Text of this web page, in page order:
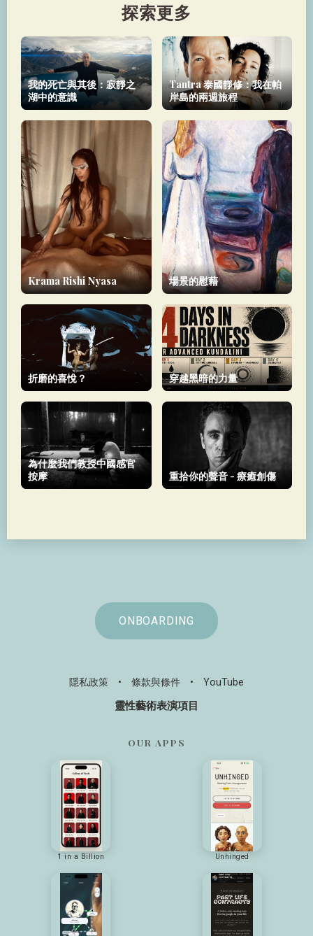
探索更多
我的死亡與其後：寂靜之
湖中的意識
Tantra 泰國靜修：我在帕
岸島的兩週旅程
Krama Rishi Nyasa 場景的慰藉
折磨的喜悅？ 穿越黑暗的力量
為什麼我們教授中國感官
按摩
重拾你的聲音 - 療癒創傷
ONBOARDING
隱私政策 • 條款與條件 • YouTube
靈性藝術表演項目
OUR APPS
1 in a Billion Unhinged